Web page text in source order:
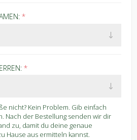
*
*
nicht? Kein Problem. Gib einfach
Nach der Bestellung senden wir dir
zu, damit du deine genaue
Hause aus ermitteln kannst.